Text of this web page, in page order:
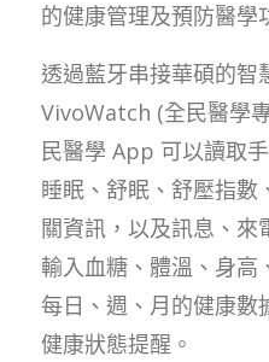
的健康管理及預防醫學
透過藍牙串接華碩的智
VivoWatch (全民醫學
民醫學 App 可以讀取
睡眠、舒眠、舒壓指
關資訊，以及訊息、來
輸入血糖、體溫、身
每日、週、月的健康數
健康狀態提醒。